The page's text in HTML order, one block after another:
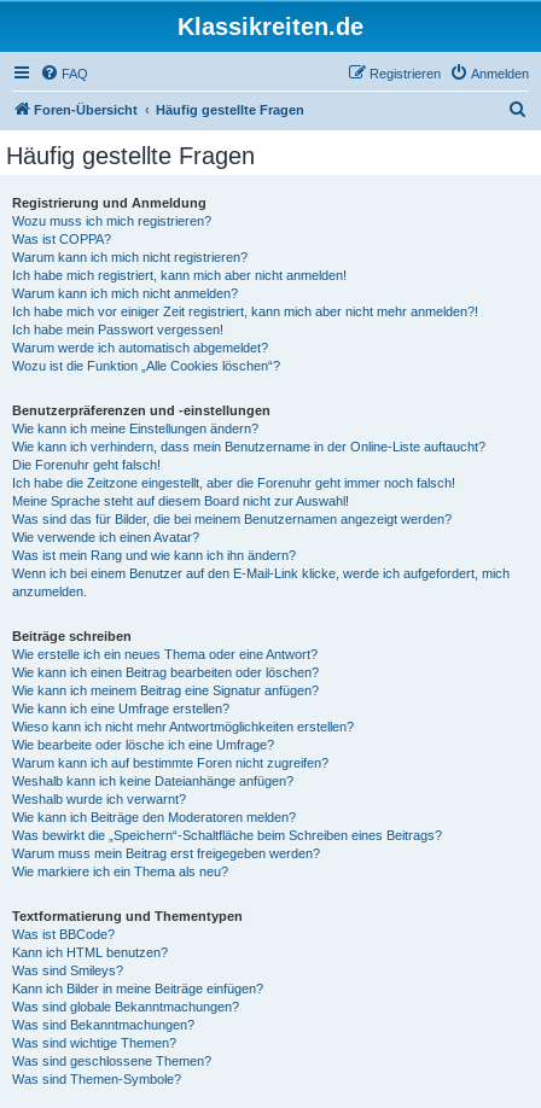
Klassikreiten.de
FAQ Anmelden
Registrieren
Foren-Übersicht Häufig gestellte Fragen
Häufig gestellte Fragen
Registrierung und Anmeldung
Wozu muss ich mich registrieren?
Was ist COPPA?
Warum kann ich mich nicht registrieren?
Ich habe mich registriert, kann mich aber nicht anmelden!
Warum kann ich mich nicht anmelden?
Ich habe mich vor einiger Zeit registriert, kann mich aber nicht mehr anmelden?!
Ich habe mein Passwort vergessen!
Warum werde ich automatisch abgemeldet?
Wozu ist die Funktion „Alle Cookies löschen“?
Benutzerpräferenzen und -einstellungen
Wie kann ich meine Einstellungen ändern?
Wie kann ich verhindern, dass mein Benutzername in der Online-Liste auftaucht?
Die Forenuhr geht falsch!
Ich habe die Zeitzone eingestellt, aber die Forenuhr geht immer noch falsch!
Meine Sprache steht auf diesem Board nicht zur Auswahl!
Was sind das für Bilder, die bei meinem Benutzernamen angezeigt werden?
Wie verwende ich einen Avatar?
Was ist mein Rang und wie kann ich ihn ändern?
Wenn ich bei einem Benutzer auf den E-Mail-Link klicke, werde ich aufgefordert, mich
anzumelden.
Beiträge schreiben
Wie erstelle ich ein neues Thema oder eine Antwort?
Wie kann ich einen Beitrag bearbeiten oder löschen?
Wie kann ich meinem Beitrag eine Signatur anfügen?
Wie kann ich eine Umfrage erstellen?
Wieso kann ich nicht mehr Antwortmöglichkeiten erstellen?
Wie bearbeite oder lösche ich eine Umfrage?
Warum kann ich auf bestimmte Foren nicht zugreifen?
Weshalb kann ich keine Dateianhänge anfügen?
Weshalb wurde ich verwarnt?
Wie kann ich Beiträge den Moderatoren melden?
Was bewirkt die „Speichern“-Schaltfläche beim Schreiben eines Beitrags?
Warum muss mein Beitrag erst freigegeben werden?
Wie markiere ich ein Thema als neu?
Textformatierung und Thementypen
Was ist BBCode?
Kann ich HTML benutzen?
Was sind Smileys?
Kann ich Bilder in meine Beiträge einfügen?
Was sind globale Bekanntmachungen?
Was sind Bekanntmachungen?
Was sind wichtige Themen?
Was sind geschlossene Themen?
Was sind Themen-Symbole?